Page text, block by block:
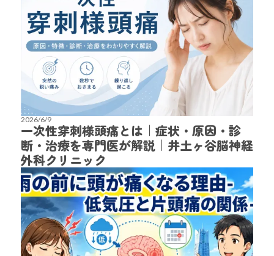
2026/6/9
一次性穿刺様頭痛とは｜症状・原因・診
断・治療を専門医が解説｜井土ヶ谷脳神経
外科クリニック